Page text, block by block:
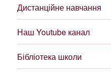
Дистанційне навчання
Наш Youtube канал
Бібліотека школи